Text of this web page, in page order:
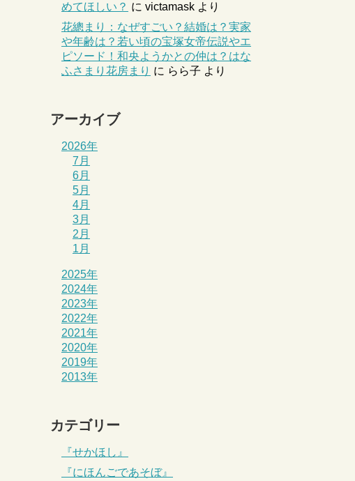
めてほしい？ に victamask より
花總まり：なぜすごい？結婚は？実家
や年齢は？若い頃の宝塚女帝伝説やエ
ピソード！和央ようかとの仲は？はな
ふさまり花房まり に らら子 より
アーカイブ
2026年
7月
6月
5月
4月
3月
2月
1月
2025年
2024年
2023年
2022年
2021年
2020年
2019年
2013年
カテゴリー
『せかほし』
『にほんごであそぼ』